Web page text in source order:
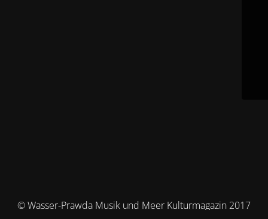
© Wasser-Prawda Musik und Meer Kulturmagazin 2017